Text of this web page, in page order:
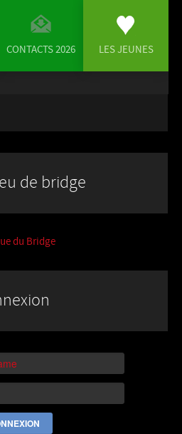
CONTACTS 2026 LES JEUNES
de bridge
du Bridge